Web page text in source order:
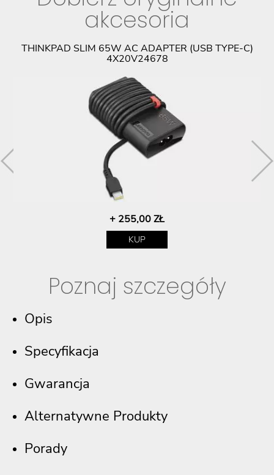
akcesoria
THINKPAD SLIM 65W AC ADAPTER (USB TYPE-C)
4X20V24678
+ 255,00 ZŁ
KUP
Poznaj szczegóły
Opis
Specyfikacja
Gwarancja
Alternatywne Produkty
Porady